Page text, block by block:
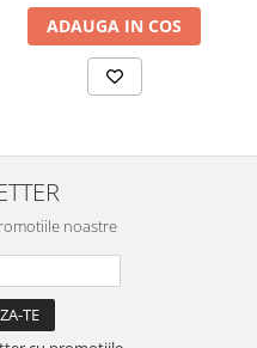
ADAUGA IN COS
noastre